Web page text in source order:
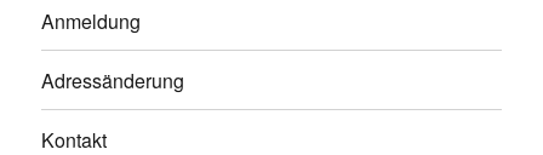
Anmeldung
Adressänderung
Kontakt